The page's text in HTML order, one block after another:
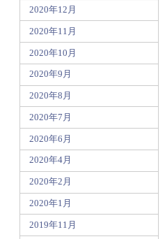
2020年12月
2020年11月
2020年10月
2020年9月
2020年8月
2020年7月
2020年6月
2020年4月
2020年2月
2020年1月
2019年11月